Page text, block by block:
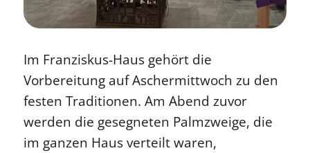
Im Franziskus-Haus gehört die
Vorbereitung auf Aschermittwoch zu den
festen Traditionen. Am Abend zuvor
werden die gesegneten Palmzweige, die
im ganzen Haus verteilt waren,